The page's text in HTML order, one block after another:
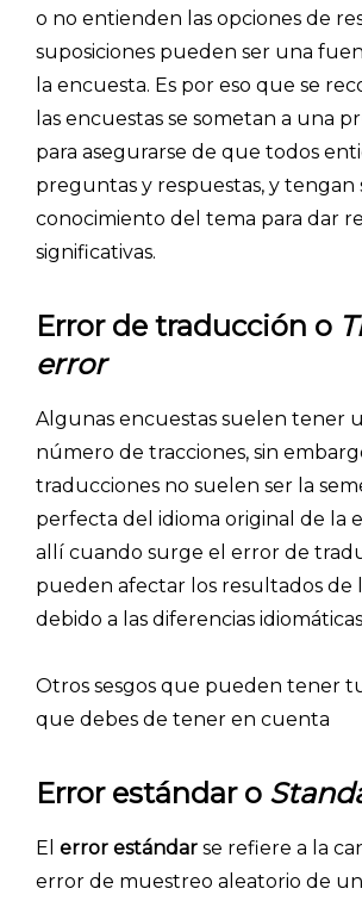
- Artículos destacados
o no entienden las opciones de
suposiciones pueden ser una
la encuesta. Es por eso que se
las encuestas se sometan a una
para asegurarse de que todos
preguntas y respuestas, y tengan
conocimiento del tema para dar
significativas.
Error de traducción o
error
Algunas encuestas suelen tener
número de tracciones, sin
traducciones no suelen ser la
perfecta del idioma original de la
allí cuando surge el error de
pueden afectar los resultados de
debido a las diferencias
Otros sesgos que pueden tener
que debes de tener en cuenta
Error estándar o
El error estándar se refiere a la
error de muestreo aleatorio de